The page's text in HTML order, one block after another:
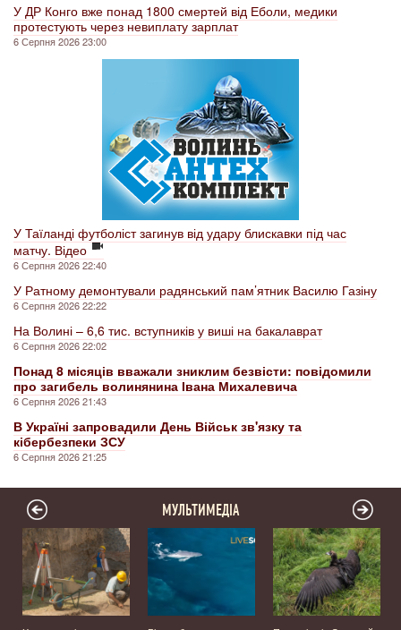
У ДР Конго вже понад 1800 смертей від Еболи, медики
протестують через невиплату зарплат
6 Серпня 2026 23:00
У Таїланді футболіст загинув від удару блискавки під час
матчу. Відео
6 Серпня 2026 22:40
У Ратному демонтували радянський пам’ятник Василю Газіну
6 Серпня 2026 22:22
На Волині – 6,6 тис. вступників у виші на бакалаврат
6 Серпня 2026 22:02
Понад 8 місяців вважали зниклим безвісти: повідомили
про загибель волинянина Івана Михалевича
6 Серпня 2026 21:43
В Україні запровадили День Військ зв'язку та
кібербезпеки ЗСУ
6 Серпня 2026 21:25
МУЛЬТИМЕДІА